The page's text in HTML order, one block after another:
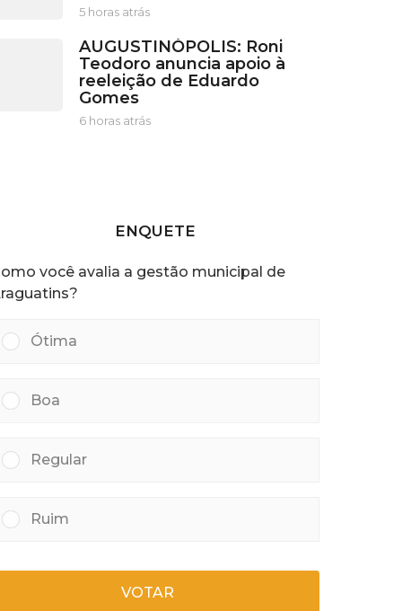
t
r
á
s
5 horas atrás
o
r
a
AUGUSTINÓPOLIS: Roni
Teodoro anuncia apoio à
reeleição de Eduardo
Gomes
6 horas atrás
a
t
á
ENQUETE
você avalia a gestão municipal de
Ótima
Boa
Regular
Ruim
VOTAR